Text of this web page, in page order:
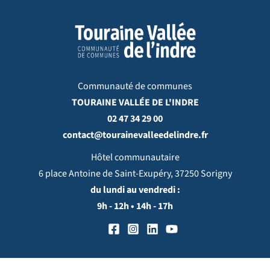
Communauté de communes
TOURAINE VALLÉE DE L'INDRE
02 47 34 29 00
contact@tourainevalleedelindre.fr
Hôtel communautaire
6 place Antoine de Saint-Exupéry, 37250 Sorigny
du lundi au vendredi :
9h - 12h • 14h - 17h